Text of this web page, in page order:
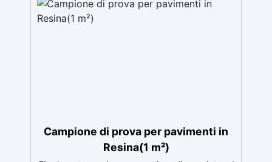
finitura protettiva antigraffio. ✅ Risultati
professionali: Sistema autolivellante,
Campione di prova per pavimenti in
Resina(1 m²)